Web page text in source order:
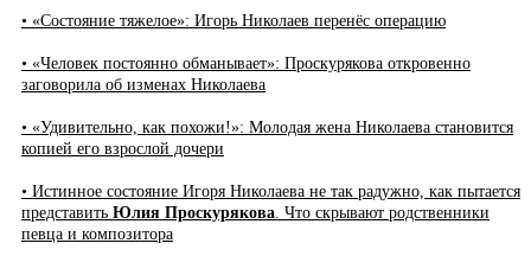
• «Состояние тяжелое»: Игорь Николаев перенёс операцию
• «Человек постоянно обманывает»: Проскурякова откровенно
заговорила об изменах Николаева
• «Удивительно, как похожи!»: Молодая жена Николаева становится
копией его взрослой дочери
• Истинное состояние Игоря Николаева не так радужно, как пытается
представить Юлия Проскурякова . Что скрывают родственники
певца и композитора